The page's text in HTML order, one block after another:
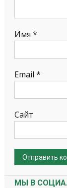
Имя *
Email *
Сайт
МЫ В